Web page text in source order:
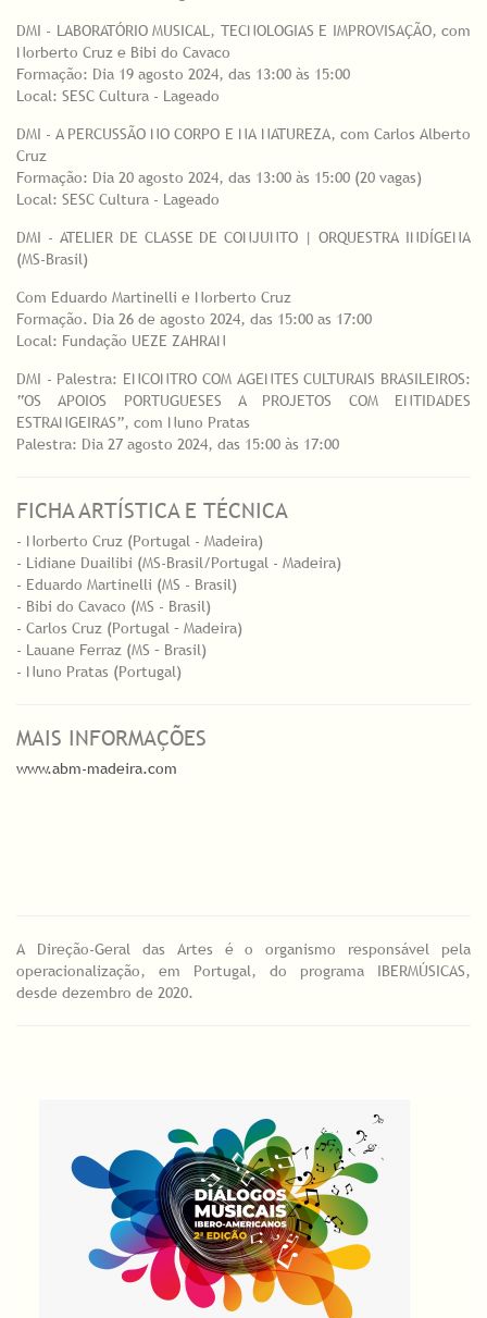
DMI - LABORATÓRIO MUSICAL, TECNOLOGIAS E IMPROVISAÇÃO, com
Norberto Cruz e Bibi do Cavaco
Formação: Dia 19 agosto 2024, das 13:00 às 15:00
Local: SESC Cultura - Lageado
DMI - A PERCUSSÃO NO CORPO E NA NATUREZA, com Carlos Alberto
Cruz
Formação: Dia 20 agosto 2024, das 13:00 às 15:00 (20 vagas)
Local: SESC Cultura - Lageado
DMI - ATELIER DE CLASSE DE CONJUNTO | ORQUESTRA INDÍGENA
(MS-Brasil)
Com Eduardo Martinelli e Norberto Cruz
Formação. Dia 26 de agosto 2024, das 15:00 as 17:00
Local: Fundação UEZE ZAHRAN
DMI - Palestra: ENCONTRO COM AGENTES CULTURAIS BRASILEIROS:
“OS APOIOS PORTUGUESES A PROJETOS COM ENTIDADES
ESTRANGEIRAS”, com Nuno Pratas
Palestra: Dia 27 agosto 2024, das 15:00 às 17:00
FICHA ARTÍSTICA E TÉCNICA
- Norberto Cruz (Portugal - Madeira)
- Lidiane Duailibi (MS-Brasil/Portugal - Madeira)
- Eduardo Martinelli (MS - Brasil)
- Bibi do Cavaco (MS - Brasil)
- Carlos Cruz (Portugal – Madeira)
- Lauane Ferraz (MS – Brasil)
- Nuno Pratas (Portugal)
MAIS INFORMAÇÕES
www.abm-madeira.com
A Direção-Geral das Artes é o organismo responsável pela
operacionalização, em Portugal, do programa IBERMÚSICAS,
desde dezembro de 2020.